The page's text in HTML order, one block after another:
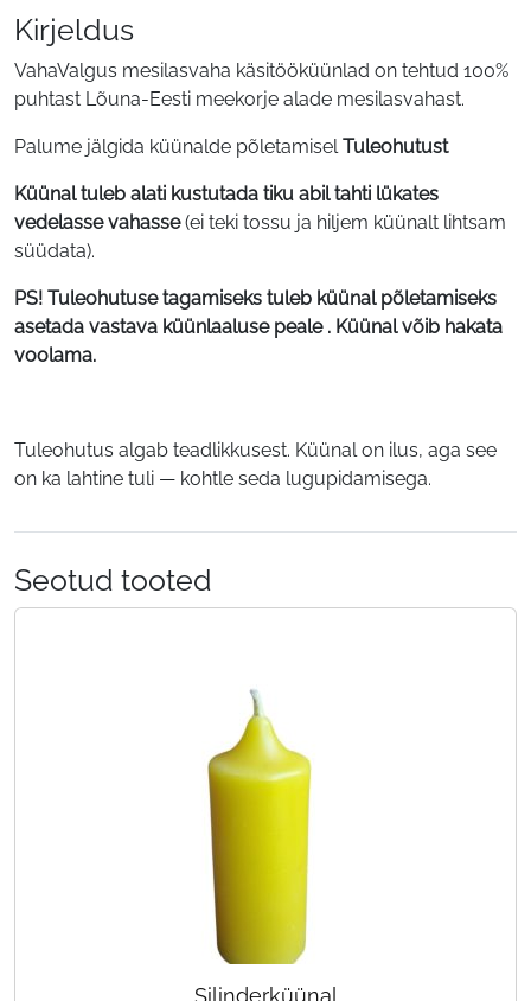
Kirjeldus
VahaValgus mesilasvaha käsitööküünlad on tehtud 100%
puhtast Lõuna-Eesti meekorje alade mesilasvahast.
Palume jälgida küünalde põletamisel Tuleohutust
Küünal tuleb alati kustutada tiku abil tahti lükates
vedelasse vahasse(ei teki tossu ja hiljem küünalt lihtsam
süüdata).
PS! Tuleohutuse tagamiseks tuleb küünal põletamiseks
asetada vastava küünlaaluse peale . Küünal võib hakata
voolama.
Tuleohutus algab teadlikkusest. Küünal on ilus, aga see
on ka lahtine tuli — kohtle seda lugupidamisega.
Seotud tooted
Silinderküünal